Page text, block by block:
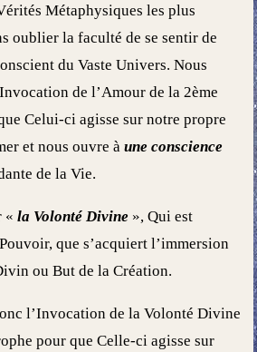
Métaphysiques les plus
oublier la faculté de se sentir de
du Vaste Univers. Nous
de l’Amour de la 2ème
Celui-ci agisse sur notre propre
et nous ouvre à une conscience
de la Vie.
« la Volonté Divine », Qui est
que s’acquiert l’immersion
ou But de la Création.
l’Invocation de la Volonté Divine
pour que Celle-ci agisse sur